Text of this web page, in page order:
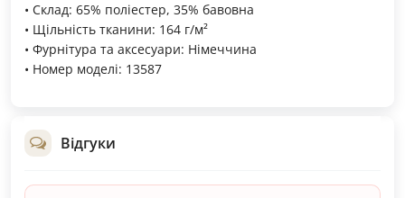
• Склад: 65% поліестер, 35% бавовна
• Щільність тканини: 164 г/м²
• Фурнітура та аксесуари: Німеччина
• Номер моделі: 13587
Відгуки